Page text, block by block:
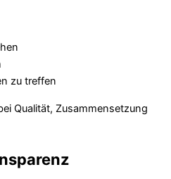
zu treffen
Qualität, Zusammensetzung